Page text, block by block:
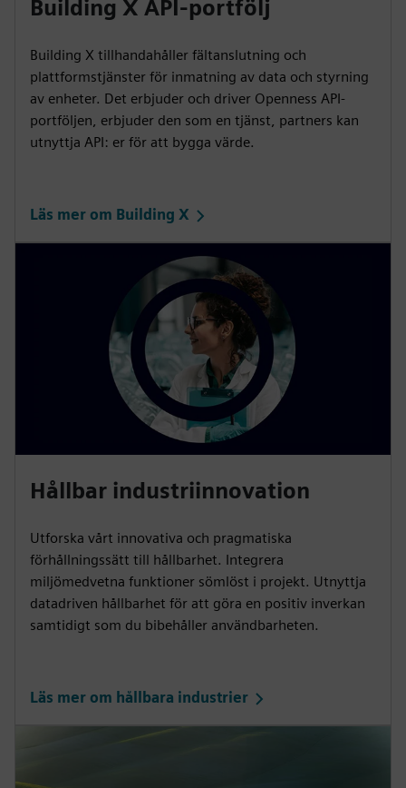
Building X API-portfölj
Building X tillhandahåller fältanslutning och
plattformstjänster för inmatning av data och styrning
av enheter. Det erbjuder och driver Openness API-
portföljen, erbjuder den som en tjänst, partners kan
utnyttja API: er för att bygga värde.
Läs mer om Building X
Hållbar industriinnovation
Utforska vårt innovativa och pragmatiska
förhållningssätt till hållbarhet. Integrera
miljömedvetna funktioner sömlöst i projekt. Utnyttja
datadriven hållbarhet för att göra en positiv inverkan
samtidigt som du bibehåller användbarheten.
Läs mer om hållbara industrier